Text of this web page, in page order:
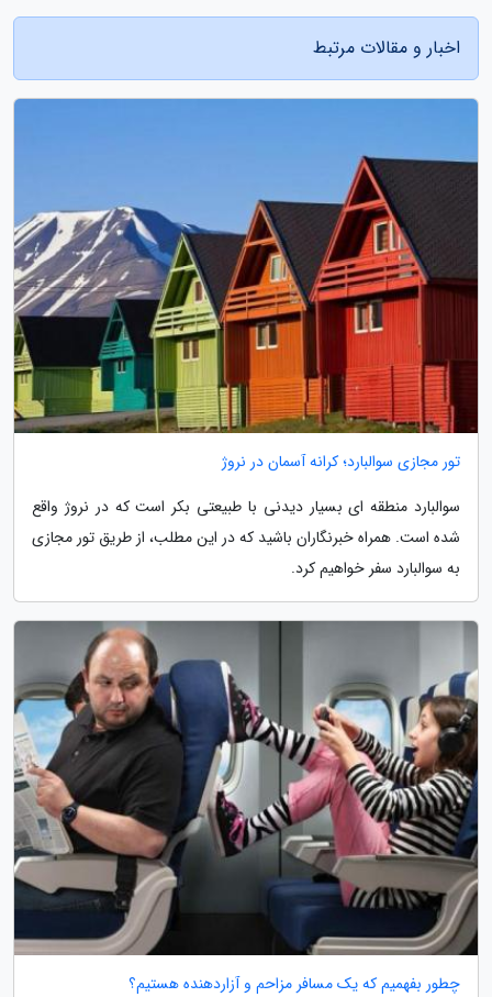
اخبار و مقالات مرتبط
تور مجازی سوالبارد؛ کرانه آسمان در نروژ
سوالبارد منطقه ای بسیار دیدنی با طبیعتی بکر است که در نروژ واقع
شده است. همراه خبرنگاران باشید که در این مطلب، از طریق تور مجازی
به سوالبارد سفر خواهیم کرد.
چطور بفهمیم که یک مسافر مزاحم و آزاردهنده هستیم؟